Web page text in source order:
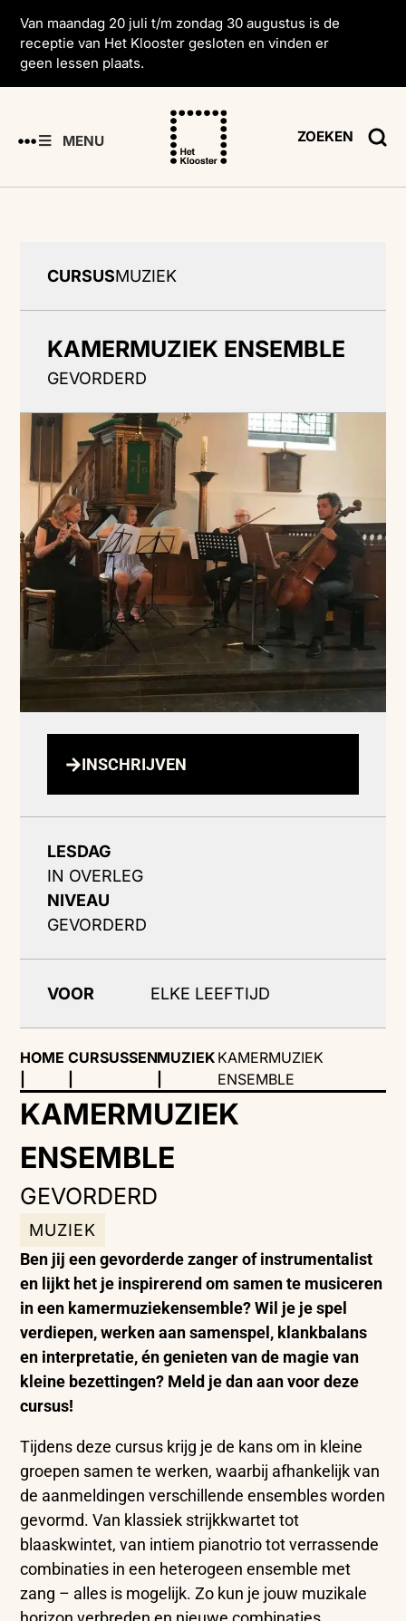
Van maandag 20 juli t/m zondag 30 augustus is de
receptie van Het Klooster gesloten en vinden er
geen lessen plaats.
MENU ZOEKEN
HOME CURSUSSENMUZIEK KAMERMUZIEK
ENSEMBLE
KAMERMUZIEK
ENSEMBLE
GEVORDERD
MUZIEK
Ben jijeengevorderdezangerofinstrumentalist
en lijkt het je inspirerendomsamente musiceren
ineen kamermuziekensemble?Wil je jespel
verdiepen,werkenaansamenspel, klankbalans
en interpretatie,éngenietenvande magievan
kleine bezettingen? Meld jedanaanvoordeze
cursus!
Tijdensdezecursus krijg jede kansom in kleine
groepen samentewerken,waarbij afhankelijkvan
de aanmeldingenverschillendeensemblesworden
gevormd.Van klassiek strijkkwartettot
blaaskwintet,van intiem pianotriototverrassende
combinaties ineen heterogeenensemble met
zang – alles is mogelijk.Zo kun je jouw muzikale
CURSUSMUZIEK
KAMERMUZIEK ENSEMBLE
GEVORDERD
INSCHRIJVEN
LESDAG
IN OVERLEG
NIVEAU
GEVORDERD
VOOR ELKE LEEFTIJD